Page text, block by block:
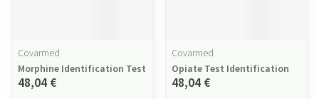
Covarmed
Morphine Identification Test
48,04 €
Covarmed
Opiate Test Identification
48,04 €